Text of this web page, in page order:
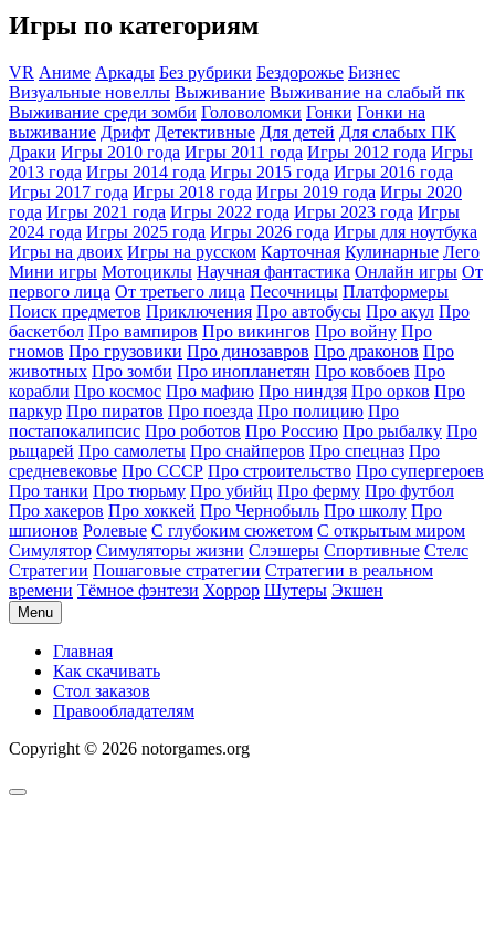
Игры по категориям
VR Аниме Аркады Без рубрики Бездорожье Бизнес
Визуальные новеллы Выживание Выживание на слабый пк
Выживание среди зомби Головоломки Гонки Гонки на
выживание Дрифт Детективные Для детей Для слабых ПК
Драки Игры 2010 года Игры 2011 года Игры 2012 года Игры
2013 года Игры 2014 года Игры 2015 года Игры 2016 года
Игры 2017 года Игры 2018 года Игры 2019 года Игры 2020
года Игры 2021 года Игры 2022 года Игры 2023 года Игры
2024 года Игры 2025 года Игры 2026 года Игры для ноутбука
Игры на двоих Игры на русском Карточная Кулинарные Лего
Мини игры Мотоциклы Научная фантастика Онлайн игры От
первого лица От третьего лица Песочницы Платформеры
Поиск предметов Приключения Про автобусы Про акул Про
баскетбол Про вампиров Про викингов Про войну Про
гномов Про грузовики Про динозавров Про драконов Про
животных Про зомби Про инопланетян Про ковбоев Про
корабли Про космос Про мафию Про ниндзя Про орков Про
паркур Про пиратов Про поезда Про полицию Про
постапокалипсис Про роботов Про Россию Про рыбалку Про
рыцарей Про самолеты Про снайперов Про спецназ Про
средневековье Про СССР Про строительство Про супергероев
Про танки Про тюрьму Про убийц Про ферму Про футбол
Про хакеров Про хоккей Про Чернобыль Про школу Про
шпионов Ролевые С глубоким сюжетом С открытым миром
Симулятор Симуляторы жизни Слэшеры Спортивные Стелс
Стратегии Пошаговые стратегии Стратегии в реальном
времени Тёмное фэнтези Хоррор Шутеры Экшен
Menu
Главная
Как скачивать
Стол заказов
Правообладателям
Copyright © 2026 notorgames.org
Scroll